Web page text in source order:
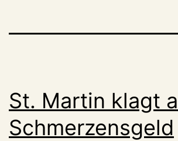
St. Martin klagt
Schmerzensgeld